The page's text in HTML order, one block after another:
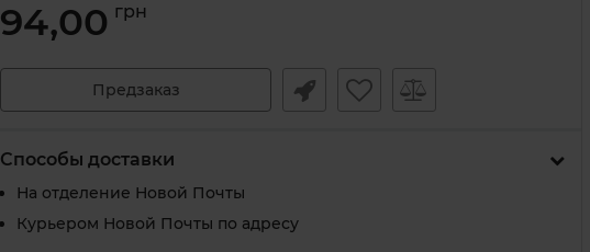
94,00 грн
Предзаказ
Способы доставки
На отделение Новой Почты
Курьером Новой Почты по адресу